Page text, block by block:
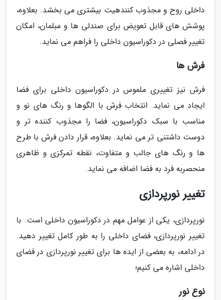
داخلی روح و مجذوب کنندهیت بیشتری می بخشد. بعلاوه،
پوشش های قابل تعویض برای صندلی ها و مبلمان، امکان
تغییر فصلی در دکوراسیون داخلی را فراهم می نماید.
فرش ها
فرش نیز تغییری ملموس در دکوراسیون داخلی برای فضا
ایجاد می نماید. انتخاب فرش با الگوها و رنگ های نو و
مناسب با سبک دکوراسیون، فضا را مجذوب کننده تر و
دوست داشتنی تر می نماید. بعلاوه، قرار دادن فرش با طرح
ها و رنگ های جالب و متفاوت، نقطه تمرکزی و ظاهری
منحصربه فرد به فضا اضافه می نماید.
تغییر نورپردازی
نورپردازی، یکی از عوامل مهم در دکوراسیون داخلی است. با
تغییر نورپردازی، فضای داخلی را به طور کامل تغییر دهید.
در ادامه، به بعضی از ایده ها برای تغییر نورپردازی در فضای
داخلی اشاره می کنیم؛
نوع نور